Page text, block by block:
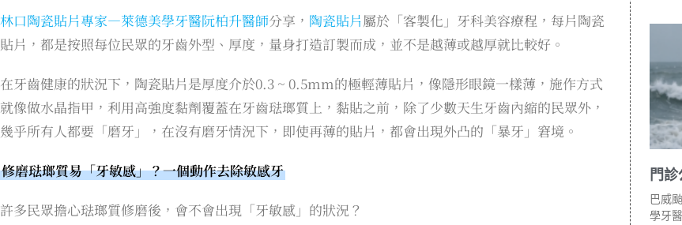
林口陶瓷貼片專家—萊德美學牙醫阮柏升醫師分享， 陶瓷貼片屬於「客製化」牙科美容療程，每片陶瓷
貼片，都是按照每位民眾的牙齒外型、厚度，量身打造訂製而成，並不是越薄或越厚就比較好。
在牙齒健康的狀況下，陶瓷貼片是厚度介於0.3 ~ 0.5mm的極輕薄貼片，像隱形眼鏡一樣薄，施作方式
就像做水晶指甲，利用高強度黏劑覆蓋在牙齒琺瑯質上，黏貼之前，除了少數天生牙齒內縮的民眾外，
幾乎所有人都要「磨牙」，在沒有磨牙情況下，即使再薄的貼片，都會出現外凸的「暴牙」窘境。
修磨琺瑯質易「牙敏感」？一個動作去除敏感牙
許多民眾擔心琺瑯質修磨後，會不會出現「牙敏感」的狀況？
門
巴威
學牙